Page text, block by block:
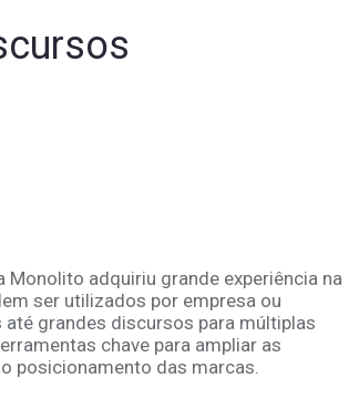
Monolito adquiriu grande experiência na
ser utilizados por empresa ou
grandes discursos para múltiplas
chave para ampliar as
posicionamento das marcas.